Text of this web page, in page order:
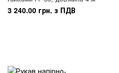
3 240.00 грн. з ПДВ